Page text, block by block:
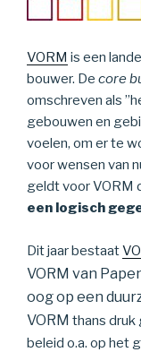
VORM is een
bouwer. De core
omschreven als
gebouwen en
voelen, om er te
voor wensen van
geldt voor VORM
een logisch
Dit jaar bestaat
VORM van
oog op een
VORM thans druk
beleid o.a. op het